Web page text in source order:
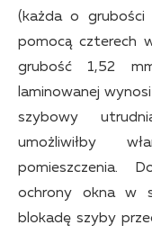
(każda o grubości
pomocą czterech
grubość 1,52
laminowanej
szybowy
umożliwiłby
pomieszczenia.
ochrony okna w
blokadę szyby